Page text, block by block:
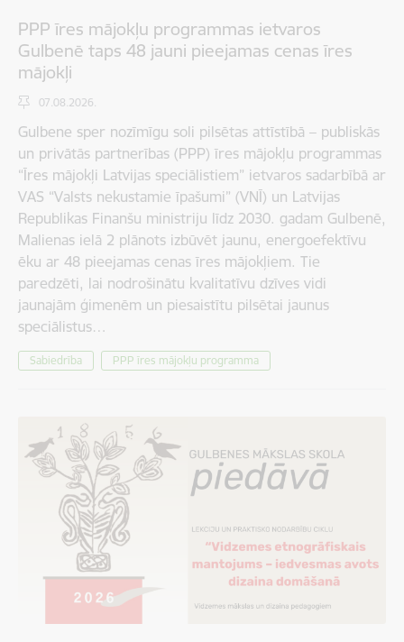
PPP īres mājokļu programmas ietvaros
Gulbenē taps 48 jauni pieejamas cenas īres
mājokļi
07.08.2026.
Gulbene sper nozīmīgu soli pilsētas attīstībā – publiskās
un privātās partnerības (PPP) īres mājokļu programmas
“Īres mājokļi Latvijas speciālistiem” ietvaros sadarbībā ar
VAS “Valsts nekustamie īpašumi” (VNĪ) un Latvijas
Republikas Finanšu ministriju līdz 2030. gadam Gulbenē,
Malienas ielā 2 plānots izbūvēt jaunu, energoefektīvu
ēku ar 48 pieejamas cenas īres mājokļiem. Tie
paredzēti, lai nodrošinātu kvalitatīvu dzīves vidi
jaunajām ģimenēm un piesaistītu pilsētai jaunus
speciālistus…
Sabiedrība PPP īres mājokļu programma